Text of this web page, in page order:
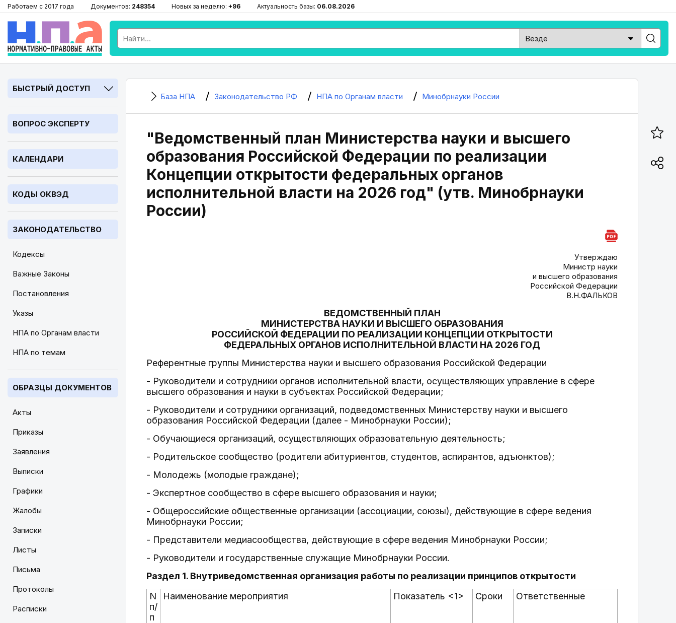
Работаем с 2017 года Документов: 248354 Новых за неделю: +96 Актуальность базы: 06.08.2026
БЫСТРЫЙ ДОСТУП
ВОПРОС ЭКСПЕРТУ
КАЛЕНДАРИ
КОДЫ ОКВЭД
ЗАКОНОДАТЕЛЬСТВО
Кодексы
Важные Законы
Постановления
Указы
НПА по Органам власти
НПА по темам
ОБРАЗЦЫ ДОКУМЕНТОВ
Акты
Приказы
Заявления
Выписки
Графики
Жалобы
Записки
Листы
Письма
Протоколы
Расписки
База НПА Законодательство РФ НПА по Органам власти Минобрнауки России
"Ведомственный план Министерства науки и высшего
образования Российской Федерации по реализации
Концепции открытости федеральных органов
исполнительной власти на 2026 год" (утв. Минобрнауки
России)
Утверждаю
Министр науки
и высшего образования
Российской Федерации
В.Н.ФАЛЬКОВ
ВЕДОМСТВЕННЫЙ ПЛАН
МИНИСТЕРСТВА НАУКИ И ВЫСШЕГО ОБРАЗОВАНИЯ
РОССИЙСКОЙ ФЕДЕРАЦИИ ПО РЕАЛИЗАЦИИ КОНЦЕПЦИИ ОТКРЫТОСТИ
ФЕДЕРАЛЬНЫХ ОРГАНОВ ИСПОЛНИТЕЛЬНОЙ ВЛАСТИ НА 2026 ГОД
Референтные группы Министерства науки и высшего образования Российской Федерации
- Руководители и сотрудники органов исполнительной власти, осуществляющих управление в сфере
высшего образования и науки в субъектах Российской Федерации;
- Руководители и сотрудники организаций, подведомственных Министерству науки и высшего
образования Российской Федерации (далее - Минобрнауки России);
- Обучающиеся организаций, осуществляющих образовательную деятельность;
- Родительское сообщество (родители абитуриентов, студентов, аспирантов, адъюнктов);
- Молодежь (молодые граждане);
- Экспертное сообщество в сфере высшего образования и науки;
- Общероссийские общественные организации (ассоциации, союзы), действующие в сфере ведения
Минобрнауки России;
- Представители медиасообщества, действующие в сфере ведения Минобрнауки России;
- Руководители и государственные служащие Минобрнауки России.
Раздел 1. Внутриведомственная организация работы по реализации принципов открытости
N
п/
п
Наименование мероприятия Показатель <1> Сроки Ответственные